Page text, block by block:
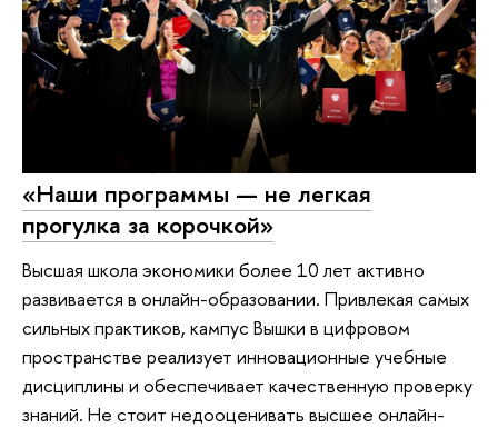
«Наши программы — не легкая
прогулка за корочкой»
Высшая школа экономики более 10 лет активно
развивается в онлайн-образовании. Привлекая самых
сильных практиков, кампус Вышки в цифровом
пространстве реализует инновационные учебные
дисциплины и обеспечивает качественную проверку
знаний. Не стоит недооценивать высшее онлайн-